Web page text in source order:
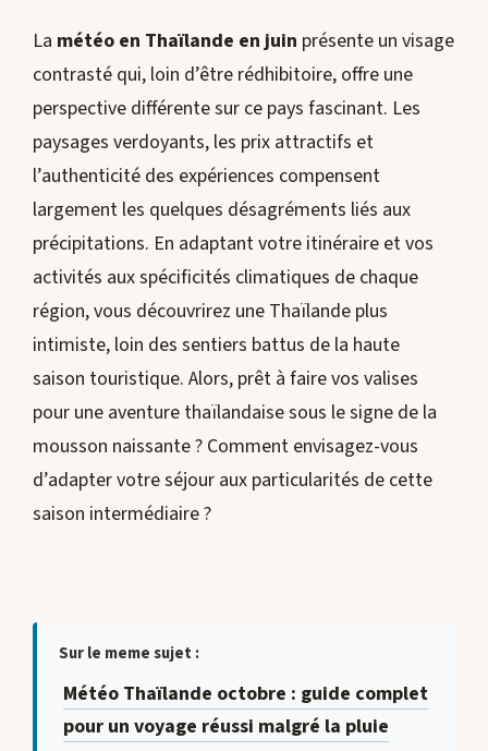
La météo en Thaïlande en juin présente un visage
contrasté qui, loin d’être rédhibitoire, offre une
perspective différente sur ce pays fascinant. Les
paysages verdoyants, les prix attractifs et
l’authenticité des expériences compensent
largement les quelques désagréments liés aux
précipitations. En adaptant votre itinéraire et vos
activités aux spécificités climatiques de chaque
région, vous découvrirez une Thaïlande plus
intimiste, loin des sentiers battus de la haute
saison touristique. Alors, prêt à faire vos valises
pour une aventure thaïlandaise sous le signe de la
mousson naissante ? Comment envisagez-vous
d’adapter votre séjour aux particularités de cette
saison intermédiaire ?
Sur le meme sujet :
Météo Thaïlande octobre : guide complet
pour un voyage réussi malgré la pluie